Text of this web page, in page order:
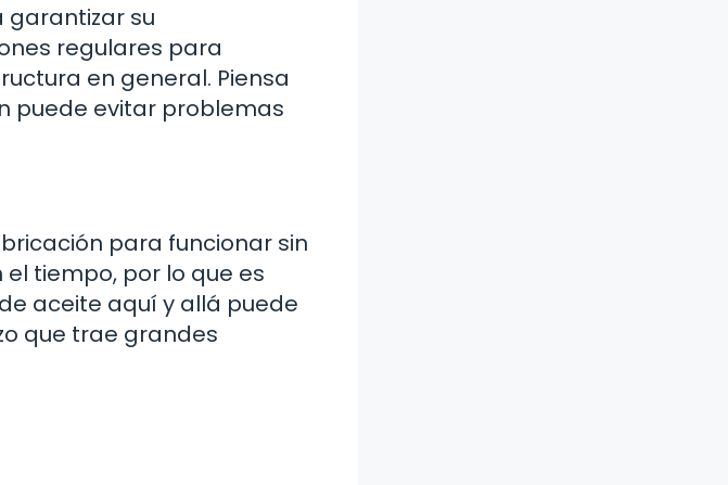
garantizar su
regulares para
en general. Piensa
puede evitar problemas
para funcionar sin
tiempo, por lo que es
aceite aquí y allá puede
que trae grandes